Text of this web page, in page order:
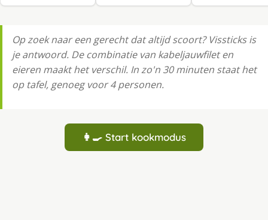
Op zoek naar een gerecht dat altijd scoort? Vissticks is
je antwoord. De combinatie van kabeljauwfilet en
eieren maakt het verschil. In zo'n 30 minuten staat het
op tafel, genoeg voor 4 personen.
👩‍🍳 Start kookmodus